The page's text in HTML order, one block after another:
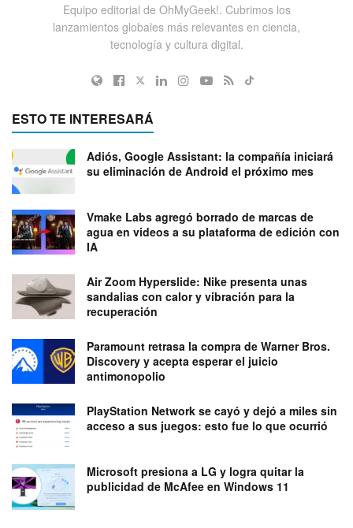
Equipo editorial de OhMyGeek!. Cubrimos los
lanzamientos globales más relevantes en ciencia,
tecnología y cultura digital.
ESTO TE INTERESARÁ
Adiós, Google Assistant: la compañía iniciará
su eliminación de Android el próximo mes
Vmake Labs agregó borrado de marcas de
agua en videos a su plataforma de edición con
IA
Air Zoom Hyperslide: Nike presenta unas
sandalias con calor y vibración para la
recuperación
Paramount retrasa la compra de Warner Bros.
Discovery y acepta esperar el juicio
antimonopolio
PlayStation Network se cayó y dejó a miles sin
acceso a sus juegos: esto fue lo que ocurrió
Microsoft presiona a LG y logra quitar la
publicidad de McAfee en Windows 11